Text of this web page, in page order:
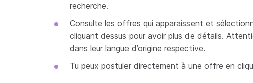
recherche.
Consulte les offres qui apparaissent et
cliquant dessus pour avoir plus de détails.
dans leur langue d’origine respective.
Tu peux postuler directement à une offre en